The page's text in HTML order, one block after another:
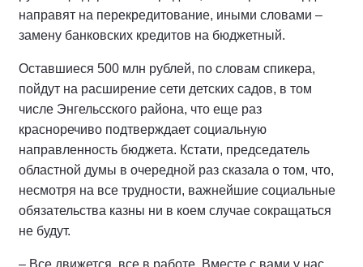
направят на перекредитование, иными словами –
замену банковских кредитов на бюджетный.
Оставшиеся 500 млн рублей, по словам спикера,
пойдут на расширение сети детских садов, в том
числе Энгельсского района, что еще раз
красноречиво подтверждает социальную
направленность бюджета. Кстати, председатель
областной думы в очередной раз сказала о том, что,
несмотря на все трудности, важнейшие социальные
обязательства казны ни в коем случае сокращаться
не будут.
– Все движется, все в работе. Вместе с вами у нас